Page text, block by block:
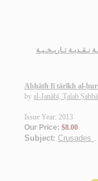
تـاريـخـيـة
Abḥāth fī tārīkh al-
by al-Janābī, Ṭalab
Issue Year: 2013
Our Price: $8.00
Subject: Crusades .